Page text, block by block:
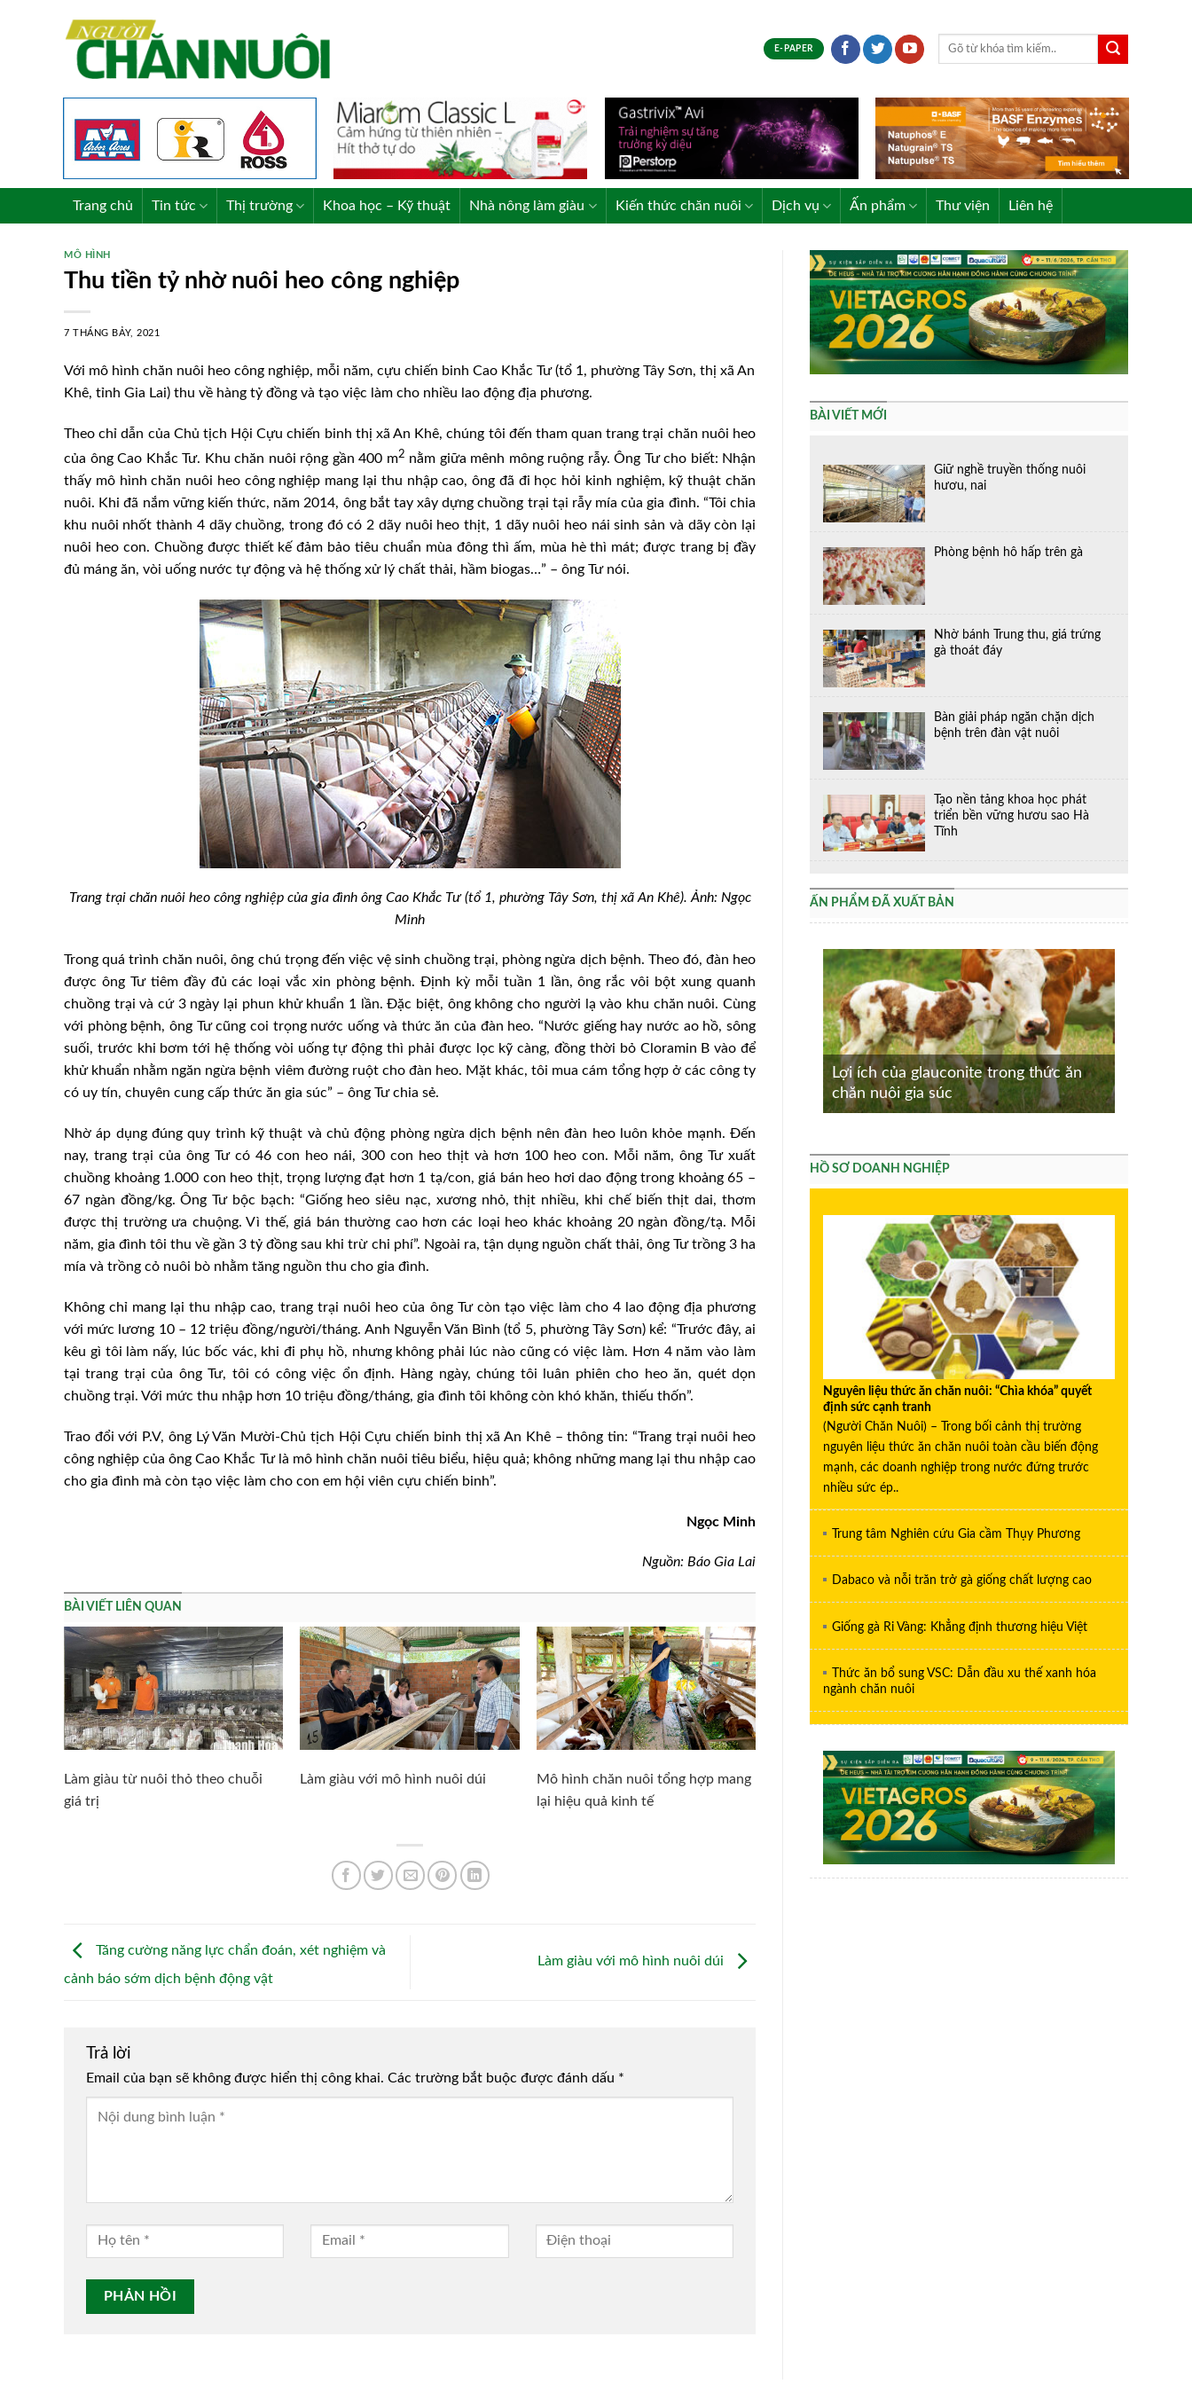
E-PAPER
Trang chủ Tin tức Thị trường Khoa học – Kỹ thuật Nhà nông làm giàu Kiến thức chăn nuôi Dịch vụ Ấn phẩm Thư viện Liên hệ
MÔ HÌNH
Thu tiền tỷ nhờ nuôi heo công nghiệp
7 THÁNG BẢY, 2021
Với mô hình chăn nuôi heo công nghiệp, mỗi năm, cựu chiến binh Cao Khắc Tư (tổ 1, phường Tây Sơn, thị xã An
Khê, tỉnh Gia Lai) thu về hàng tỷ đồng và tạo việc làm cho nhiều lao động địa phương.
Theo chỉ dẫn của Chủ tịch Hội Cựu chiến binh thị xã An Khê, chúng tôi đến tham quan trang trại chăn nuôi heo
của ông Cao Khắc Tư. Khu chăn nuôi rộng gần 400 m2 nằm giữa mênh mông ruộng rẫy. Ông Tư cho biết: Nhận
thấy mô hình chăn nuôi heo công nghiệp mang lại thu nhập cao, ông đã đi học hỏi kinh nghiệm, kỹ thuật chăn
nuôi. Khi đã nắm vững kiến thức, năm 2014, ông bắt tay xây dựng chuồng trại tại rẫy mía của gia đình. “Tôi chia
khu nuôi nhốt thành 4 dãy chuồng, trong đó có 2 dãy nuôi heo thịt, 1 dãy nuôi heo nái sinh sản và dãy còn lại
nuôi heo con. Chuồng được thiết kế đảm bảo tiêu chuẩn mùa đông thì ấm, mùa hè thì mát; được trang bị đầy
đủ máng ăn, vòi uống nước tự động và hệ thống xử lý chất thải, hầm biogas…” – ông Tư nói.
Trang trại chăn nuôi heo công nghiệp của gia đình ông Cao Khắc Tư (tổ 1, phường Tây Sơn, thị xã An Khê). Ảnh: Ngọc
Minh
Trong quá trình chăn nuôi, ông chú trọng đến việc vệ sinh chuồng trại, phòng ngừa dịch bệnh. Theo đó, đàn heo
được ông Tư tiêm đầy đủ các loại vắc xin phòng bệnh. Định kỳ mỗi tuần 1 lần, ông rắc vôi bột xung quanh
chuồng trại và cứ 3 ngày lại phun khử khuẩn 1 lần. Đặc biệt, ông không cho người lạ vào khu chăn nuôi. Cùng
với phòng bệnh, ông Tư cũng coi trọng nước uống và thức ăn của đàn heo. “Nước giếng hay nước ao hồ, sông
suối, trước khi bơm tới hệ thống vòi uống tự động thì phải được lọc kỹ càng, đồng thời bỏ Cloramin B vào để
khử khuẩn nhằm ngăn ngừa bệnh viêm đường ruột cho đàn heo. Mặt khác, tôi mua cám tổng hợp ở các công ty
có uy tín, chuyên cung cấp thức ăn gia súc” – ông Tư chia sẻ.
Nhờ áp dụng đúng quy trình kỹ thuật và chủ động phòng ngừa dịch bệnh nên đàn heo luôn khỏe mạnh. Đến
nay, trang trại của ông Tư có 46 con heo nái, 300 con heo thịt và hơn 100 heo con. Mỗi năm, ông Tư xuất
chuồng khoảng 1.000 con heo thịt, trọng lượng đạt hơn 1 tạ/con, giá bán heo hơi dao động trong khoảng 65 –
67 ngàn đồng/kg. Ông Tư bộc bạch: “Giống heo siêu nạc, xương nhỏ, thịt nhiều, khi chế biến thịt dai, thơm
được thị trường ưa chuộng. Vì thế, giá bán thường cao hơn các loại heo khác khoảng 20 ngàn đồng/tạ. Mỗi
năm, gia đình tôi thu về gần 3 tỷ đồng sau khi trừ chi phí”. Ngoài ra, tận dụng nguồn chất thải, ông Tư trồng 3 ha
mía và trồng cỏ nuôi bò nhằm tăng nguồn thu cho gia đình.
Không chỉ mang lại thu nhập cao, trang trại nuôi heo của ông Tư còn tạo việc làm cho 4 lao động địa phương
với mức lương 10 – 12 triệu đồng/người/tháng. Anh Nguyễn Văn Bình (tổ 5, phường Tây Sơn) kể: “Trước đây, ai
kêu gì tôi làm nấy, lúc bốc vác, khi đi phụ hồ, nhưng không phải lúc nào cũng có việc làm. Hơn 4 năm vào làm
tại trang trại của ông Tư, tôi có công việc ổn định. Hàng ngày, chúng tôi luân phiên cho heo ăn, quét dọn
chuồng trại. Với mức thu nhập hơn 10 triệu đồng/tháng, gia đình tôi không còn khó khăn, thiếu thốn”.
Trao đổi với P.V, ông Lý Văn Mười-Chủ tịch Hội Cựu chiến binh thị xã An Khê – thông tin: “Trang trại nuôi heo
công nghiệp của ông Cao Khắc Tư là mô hình chăn nuôi tiêu biểu, hiệu quả; không những mang lại thu nhập cao
cho gia đình mà còn tạo việc làm cho con em hội viên cựu chiến binh”.
Ngọc Minh
Nguồn: Báo Gia Lai
BÀI VIẾT LIÊN QUAN
Làm giàu từ nuôi thỏ theo chuỗi
giá trị
Làm giàu với mô hình nuôi dúi
Mô hình chăn nuôi tổng hợp mang
lại hiệu quả kinh tế
Tăng cường năng lực chẩn đoán, xét nghiệm và
cảnh báo sớm dịch bệnh động vật
Làm giàu với mô hình nuôi dúi
Trả lời
Email của bạn sẽ không được hiển thị công khai. Các trường bắt buộc được đánh dấu *
Alternative:
BÀI VIẾT MỚI
Giữ nghề truyền thống nuôi
hươu, nai
Phòng bệnh hô hấp trên gà
Nhờ bánh Trung thu, giá trứng
gà thoát đáy
Bàn giải pháp ngăn chặn dịch
bệnh trên đàn vật nuôi
Tạo nền tảng khoa học phát
triển bền vững hươu sao Hà
Tĩnh
ẤN PHẨM ĐÃ XUẤT BẢN
Lợi ích của glauconite trong thức ăn
chăn nuôi gia súc
được nhắc đến
Lợi ích của châu chấu trong thức ăn
chăn nuôi
Bộ trưởng Đỗ Đức Duy nói gì khi 22
HỒ SƠ DOANH NGHIỆP
Nguyên liệu thức ăn chăn nuôi: “Chìa khóa” quyết
định sức cạnh tranh
(Người Chăn Nuôi) – Trong bối cảnh thị trường
nguyên liệu thức ăn chăn nuôi toàn cầu biến động
mạnh, các doanh nghiệp trong nước đứng trước
nhiều sức ép..
Trung tâm Nghiên cứu Gia cầm Thụy Phương
Dabaco và nỗi trăn trở gà giống chất lượng cao
Giống gà Ri Vàng: Khẳng định thương hiệu Việt
Thức ăn bổ sung VSC: Dẫn đầu xu thế xanh hóa
ngành chăn nuôi